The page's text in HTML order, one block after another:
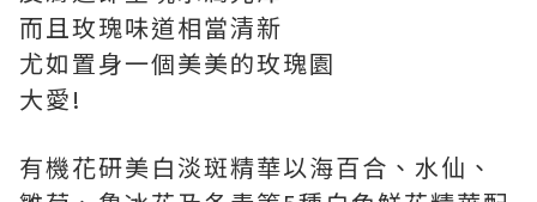
而且玫瑰味道相當清新
尤如置身一個美美的玫瑰園
大愛!
有機花研美白淡斑精華以海百合、水仙、